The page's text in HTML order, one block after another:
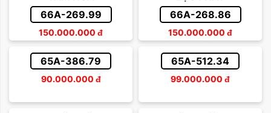
66A-269.99
150.000.000 đ
66A-268.86
150.000.000 đ
65A-386.79
90.000.000 đ
65A-512.34
99.000.000 đ